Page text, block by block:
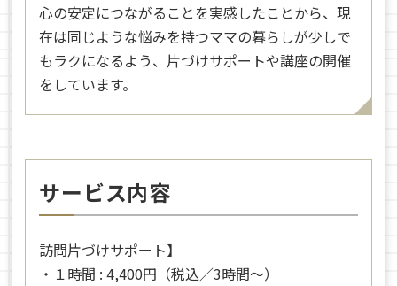
心の安定につながることを実感したことから、現
在は同じような悩みを持つママの暮らしが少しで
もラクになるよう、片づけサポートや講座の開催
をしています。
サービス内容
訪問片づけサポート】
・１時間 : 4,400円（税込／3時間～）